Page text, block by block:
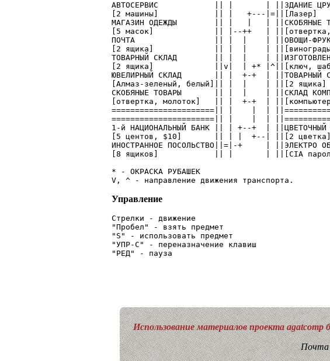
АВТОСЕРВИС            || |       | ||ЗДАНИЕ
[2 машины]            || |   +---|=||[Лазер]
МАГАЗИН ОДЕЖДЫ        || |   |   | ||СКОБЯНЫЕ
[5 масок]             || |--++   | ||[отвертка,
ПОЧТА                 || |  |    | ||ОВОЩИ-
[2 ящика]             || |  |    | ||[винограды,
ТОВАРНЫЙ СКЛАД        || |  |    |
[2 ящика]             ||v|  | +* |^||[ключ,
ЮВЕЛИРНЫЙ СКЛАД       || |  +-+  | ||ТОВАРНЫЙ
[Алмаз-зеленый, белый]|| |  |    | ||[2 ящика]
СКОБЯНЫЕ ТОВАРЫ       || |  |    | ||СКЛАД
[отвертка, молоток]   || |  +-+  | ||[компьютер
======================|| |    |  |
======================|| |    |  |
1-й НАЦИОНАЛЬНЫЙ БАНК || | +--+  | ||ЦВЕТОЧНЫЙ
[5 центов, $10]       || | |  +--| ||[2 цветка]
ИНОСТРАННОЕ ПОСОЛЬСТВО||=|-+     | ||ЭЛЕКТРО
[8 ящиков]            || |       | ||[CIA
* - ОКРАСКА РУБАШЕК
Управление
Стрелки - движение
"Пробел" - взять предмет
"S" - использовать предмет
"УПР-С" - переназначение клавиш
"РЕД" - пауза
Использование материалов проекта agatcomp
Почта